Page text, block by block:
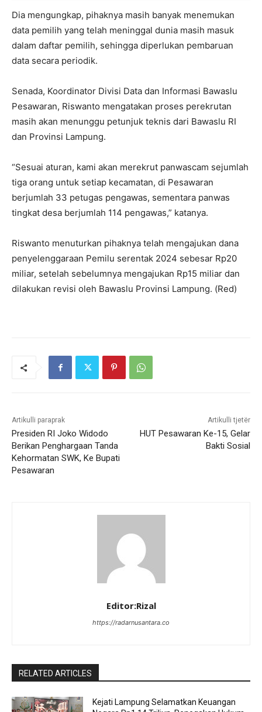
Dia mengungkap, pihaknya masih banyak menemukan
data pemilih yang telah meninggal dunia masih masuk
dalam daftar pemilih, sehingga diperlukan pembaruan
data secara periodik.
Senada, Koordinator Divisi Data dan Informasi Bawaslu
Pesawaran, Riswanto mengatakan proses perekrutan
masih akan menunggu petunjuk teknis dari Bawaslu RI
dan Provinsi Lampung.
“Sesuai aturan, kami akan merekrut panwascam sejumlah
tiga orang untuk setiap kecamatan, di Pesawaran
berjumlah 33 petugas pengawas, sementara panwas
tingkat desa berjumlah 114 pengawas,” katanya.
Riswanto menuturkan pihaknya telah mengajukan dana
penyelenggaraan Pemilu serentak 2024 sebesar Rp20
miliar, setelah sebelumnya mengajukan Rp15 miliar dan
dilakukan revisi oleh Bawaslu Provinsi Lampung. (Red)
Artikulli paraprak
Presiden RI Joko Widodo
Berikan Penghargaan Tanda
Kehormatan SWK, Ke Bupati
Pesawaran
Artikulli tjetër
HUT Pesawaran Ke-15, Gelar
Bakti Sosial
Editor:Rizal
https://radarnusantara.co
RELATED ARTICLES
Kejati Lampung Selamatkan Keuangan